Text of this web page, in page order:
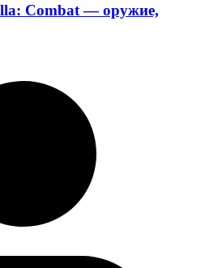
Combat — оружие,